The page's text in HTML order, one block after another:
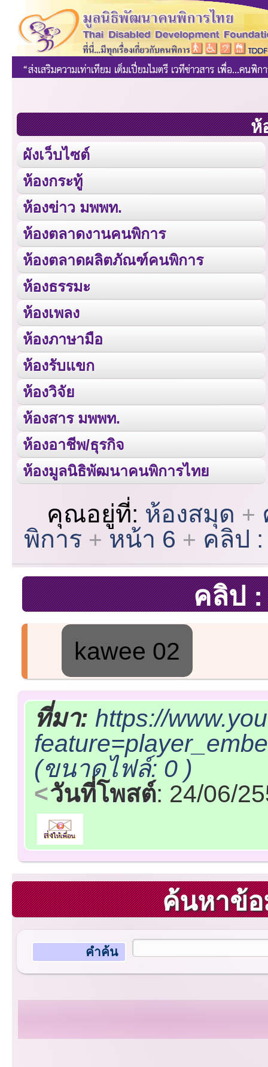
ห้
ผังเว็บไซต์
ห้องกระทู้
ห้องข่าว มพพท.
ห้องตลาดงานคนพิการ
ห้องตลาดผลิตภัณฑ์คนพิการ
ห้องธรรมะ
ห้องเพลง
ห้องภาษามือ
ห้องรับแขก
ห้องวิจัย
ห้องสาร มพพท.
ห้องอาชีพ/ธุรกิจ
ห้องมูลนิธิพัฒนาคนพิการไทย
คุณอยู่ที่: ห้องสมุด
พิการ
หน้า 6 คลิป :
คลิป :
kawee 02
ที่มา: https://
(ขนาดไฟล์: 0 )
วันที่โพสต์: 24/06/
ค้นหาข้
คำค้น